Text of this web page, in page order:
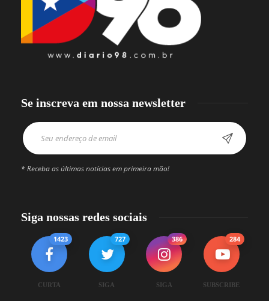
Se inscreva em nossa newsletter
* Receba as últimas notícias em primeira mão!
Siga nossas redes sociais
1423
CURTA
727
SIGA
386
SIGA
284
SUBSCRIBE